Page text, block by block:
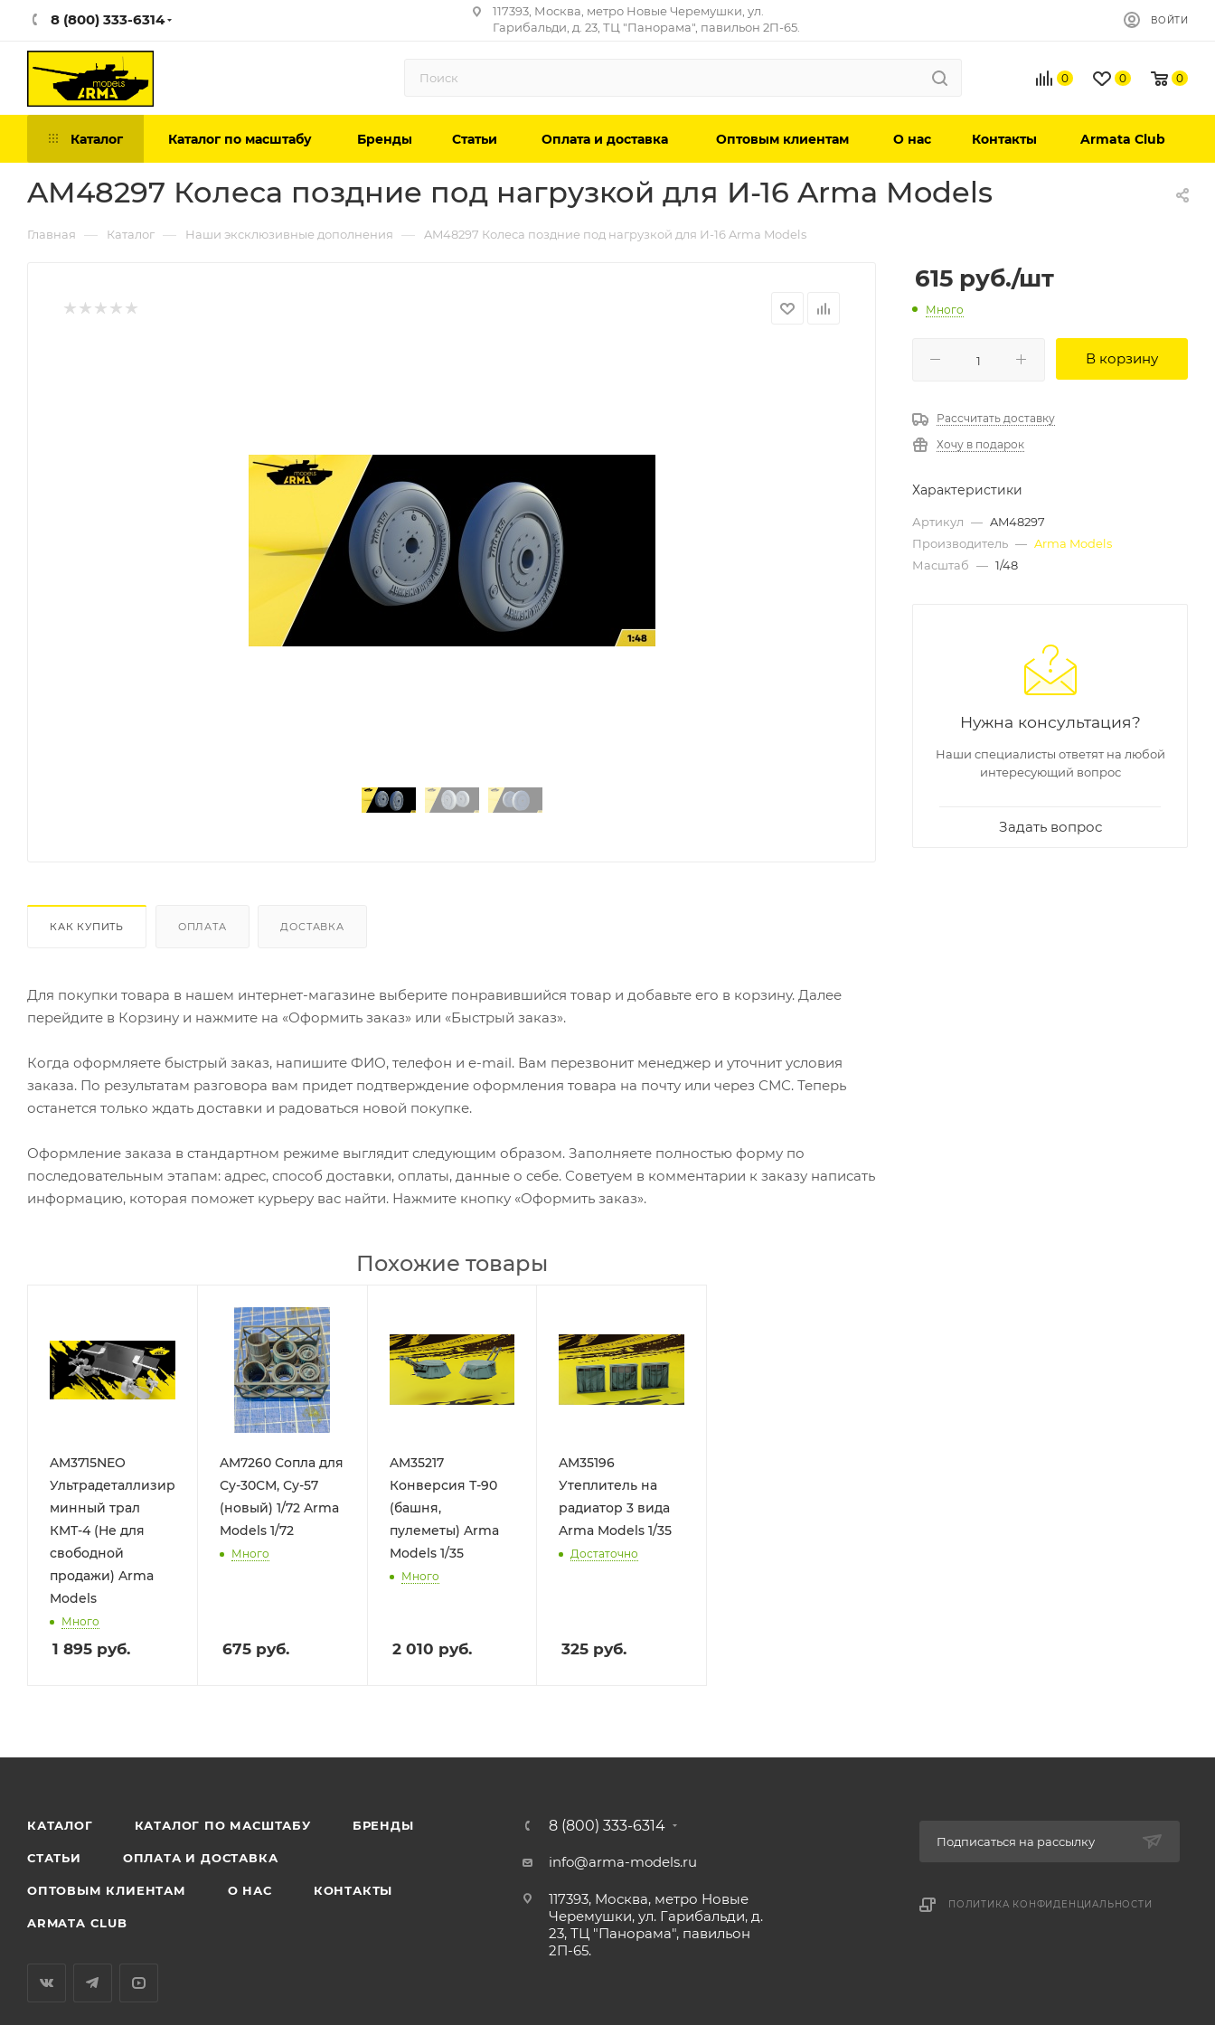
8 (800) 333-6314
117393, Москва, метро Новые Черемушки, ул.
Гарибальди, д. 23, ТЦ "Панорама", павильон 2П-65.
ВОЙТИ
0 0 0
Каталог Каталог по масштабу Бренды Статьи Оплата и доставка Оптовым клиентам О нас Контакты Armata Club
AM48297 Колеса поздние под нагрузкой для И-16 Arma Models
Главная — Каталог — Наши эксклюзивные дополнения — AM48297 Колеса поздние под нагрузкой для И-16 Arma Models
КАК КУПИТЬ ОПЛАТА ДОСТАВКА
Для покупки товара в нашем интернет-магазине выберите понравившийся товар и добавьте его в корзину. Далее
перейдите в Корзину и нажмите на «Оформить заказ» или «Быстрый заказ».
Когда оформляете быстрый заказ, напишите ФИО, телефон и e-mail. Вам перезвонит менеджер и уточнит условия
заказа. По результатам разговора вам придет подтверждение оформления товара на почту или через СМС. Теперь
останется только ждать доставки и радоваться новой покупке.
Оформление заказа в стандартном режиме выглядит следующим образом. Заполняете полностью форму по
последовательным этапам: адрес, способ доставки, оплаты, данные о себе. Советуем в комментарии к заказу написать
информацию, которая поможет курьеру вас найти. Нажмите кнопку «Оформить заказ».
Похожие товары
AM3715NEO
Ультрадеталлизированный
минный трал
КМТ-4 (Не для
свободной
продажи) Arma
Models
Много
1 895 руб.
AM7260 Сопла для
Су-30СМ, Су-57
(новый) 1/72 Arma
Models 1/72
Много
675руб.
AM35217
Конверсия Т-90
(башня,
пулеметы) Arma
Models 1/35
Много
2 010 руб.
AM35196
Утеплитель на
радиатор 3 вида
Arma Models 1/35
Достаточно
325 руб.
615 руб./шт
Много
В корзину
Рассчитать доставку
Хочу в подарок
Характеристики
Артикул — AM48297
Производитель — Arma Models
Масштаб — 1/48
Нужна консультация?
Наши специалисты ответят на любой
интересующий вопрос
Задать вопрос
КАТАЛОГ КАТАЛОГ ПО МАСШТАБУ БРЕНДЫ
СТАТЬИ ОПЛАТА И ДОСТАВКА
ОПТОВЫМ КЛИЕНТАМ О НАС КОНТАКТЫ
ARMATA CLUB
8 (800) 333-6314
info@arma-models.ru
117393, Москва, метро Новые
Черемушки, ул. Гарибальди, д.
23, ТЦ "Панорама", павильон
2П-65.
Подписаться на рассылку
ПОЛИТИКА КОНФИДЕНЦИАЛЬНОСТИ